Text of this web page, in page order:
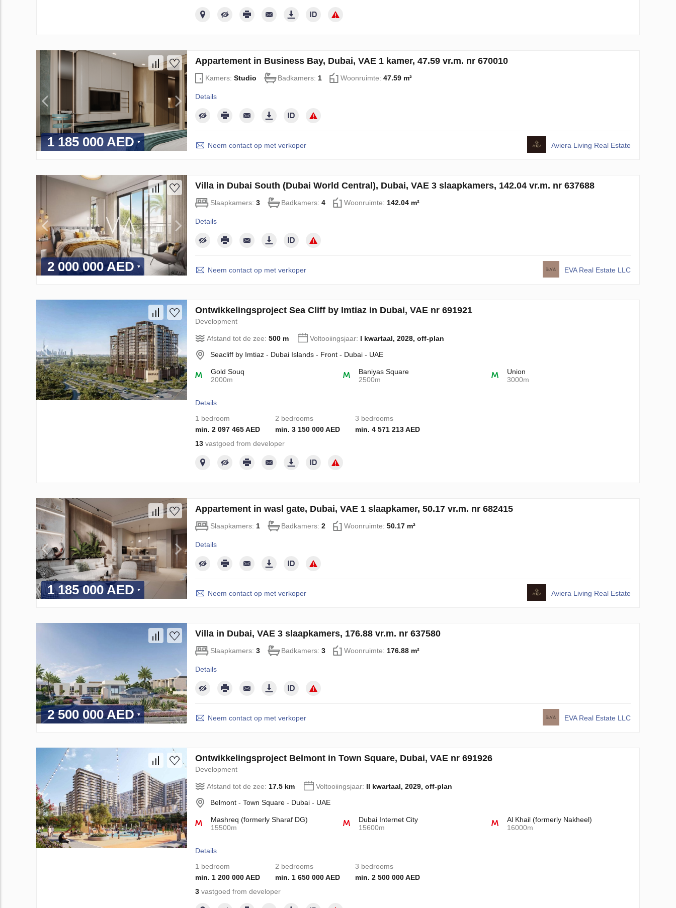
1 185 000 AED
Appartement in Business Bay, Dubai, VAE 1 kamer, 47.59 vr.m. nr 670010
Kamers: Studio Badkamers: 1 Woonruimte: 47.59 m²
Details
Neem contact op met verkoper Aviera Living Real Estate
2 000 000 AED
Villa in Dubai South (Dubai World Central), Dubai, VAE 3 slaapkamers, 142.04 vr.m. nr 637688
Slaapkamers: 3 Badkamers: 4 Woonruimte: 142.04 m²
Details
Neem contact op met verkoper EVA Real Estate LLC
Ontwikkelingsproject Sea Cliff by Imtiaz in Dubai, VAE nr 691921
Development
Afstand tot de zee: 500 m Voltooiingsjaar: I kwartaal, 2028, off-plan
Seacliff by Imtiaz - Dubai Islands - Front - Dubai - UAE
Gold Souq
2000m
Baniyas Square
2500m
Union
3000m
Details
1 bedroom
min. 2 097 465 AED
2 bedrooms
min. 3 150 000 AED
3 bedrooms
min. 4 571 213 AED
13vastgoed from developer
1 185 000 AED
Appartement in wasl gate, Dubai, VAE 1 slaapkamer, 50.17 vr.m. nr 682415
Slaapkamers: 1 Badkamers: 2 Woonruimte: 50.17 m²
Details
Neem contact op met verkoper Aviera Living Real Estate
2 500 000 AED
Villa in Dubai, VAE 3 slaapkamers, 176.88 vr.m. nr 637580
Slaapkamers: 3 Badkamers: 3 Woonruimte: 176.88 m²
Details
Neem contact op met verkoper EVA Real Estate LLC
Ontwikkelingsproject Belmont in Town Square, Dubai, VAE nr 691926
Development
Afstand tot de zee: 17.5 km Voltooiingsjaar: II kwartaal, 2029, off-plan
Belmont - Town Square - Dubai - UAE
Mashreq (formerly Sharaf DG)
15500m
Dubai Internet City
15600m
Al Khail (formerly Nakheel)
16000m
Details
1 bedroom
min. 1 200 000 AED
2 bedrooms
min. 1 650 000 AED
3 bedrooms
min. 2 500 000 AED
3vastgoed from developer